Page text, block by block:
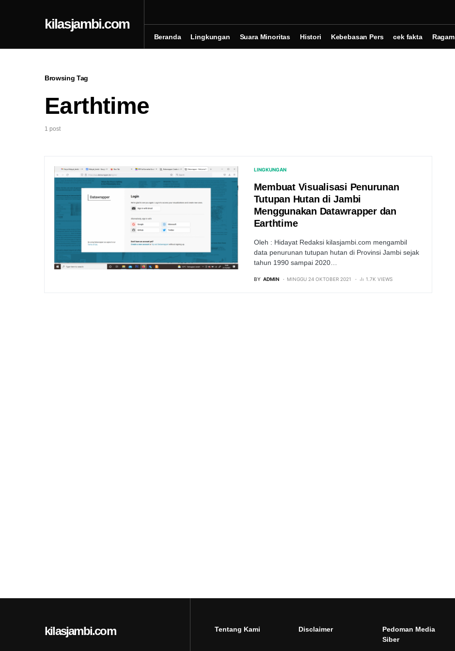
kilasjambi.com
Beranda Lingkungan Suara Minoritas Histori Kebebasan Pers cek fakta Ragam
Browsing Tag
Earthtime
1 post
LINGKUNGAN
Membuat Visualisasi Penurunan
Tutupan Hutan di Jambi
Menggunakan Datawrapper dan
Earthtime
Oleh : Hidayat Redaksi kilasjambi.com mengambil
data penurunan tutupan hutan di Provinsi Jambi sejak
tahun 1990 sampai 2020…
BY ADMIN MINGGU 24 OKTOBER 2021 1.7K VIEWS
kilasjambi.com Tentang Kami Disclaimer
Pedoman Media
Siber